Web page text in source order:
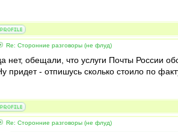
Re: Сторонние разговоры (не флуд)
нет, обещали, что услуги Почты России
придет - отпишусь сколько стоило по
Re: Сторонние разговоры (не флуд)